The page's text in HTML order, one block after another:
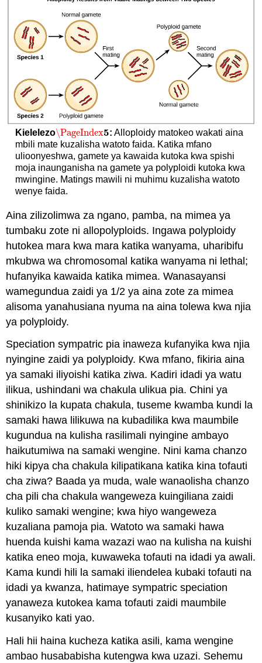
Kielelezo\PageIndex5
\PageIndex5: Alloploidy matokeo wakati aina
mbili mate kuzalisha watoto faida. Katika mfano
ulioonyeshwa, gamete ya kawaida kutoka kwa spishi
moja inaunganisha na gamete ya polyploidi kutoka kwa
mwingine. Matings mawili ni muhimu kuzalisha watoto
wenye faida.
Aina zilizolimwa za ngano, pamba, na mimea ya
tumbaku zote ni allopolyploids. Ingawa polyploidy
hutokea mara kwa mara katika wanyama, uharibifu
mkubwa wa chromosomal katika wanyama ni lethal;
hufanyika kawaida katika mimea. Wanasayansi
wamegundua zaidi ya 1/2 ya aina zote za mimea
alisoma yanahusiana nyuma na aina tolewa kwa njia
ya polyploidy.
Speciation sympatric pia inaweza kufanyika kwa njia
nyingine zaidi ya polyploidy. Kwa mfano, fikiria aina
ya samaki iliyoishi katika ziwa. Kadiri idadi ya watu
ilikua, ushindani wa chakula ulikua pia. Chini ya
shinikizo la kupata chakula, tuseme kwamba kundi la
samaki hawa lilikuwa na kubadilika kwa maumbile
kugundua na kulisha rasilimali nyingine ambayo
haikutumiwa na samaki wengine. Nini kama chanzo
hiki kipya cha chakula kilipatikana katika kina tofauti
cha ziwa? Baada ya muda, wale wanaolisha chanzo
cha pili cha chakula wangeweza kuingiliana zaidi
kuliko samaki wengine; kwa hiyo wangeweza
kuzaliana pamoja pia. Watoto wa samaki hawa
huenda kuishi kama wazazi wao na kulisha na kuishi
katika eneo moja, kuwaweka tofauti na idadi ya awali.
Kama kundi hili la samaki iliendelea kubaki tofauti na
idadi ya kwanza, hatimaye sympatric speciation
yanaweza kutokea kama tofauti zaidi maumbile
kusanyiko kati yao.
Hali hii haina kucheza katika asili, kama wengine
ambao husababisha kutengwa kwa uzazi. Sehemu